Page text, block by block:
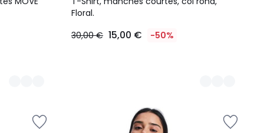
Floral.
30,00 € 15,00 € -50%